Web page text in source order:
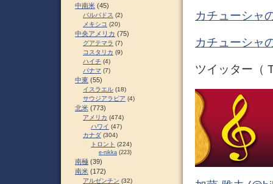
カチューシャ
カチューシャ
ツイッター（
中南米 (45)
バルバドス (2)
メキシコ (20)
中央アメリカ (75)
グアテマラ (7)
コスタリカ (9)
ハイチ (4)
パナマ (7)
中東 (55)
イスラエル (18)
サウジアラビア (4)
北米 (773)
アメリカ (474)
ハワイ (47)
カナダ (304)
トロント (224)
e-nikka (223)
南極 (39)
南米 (172)
アルゼンチン (32)